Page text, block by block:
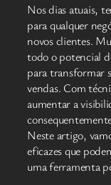
Nos dias atuais,
para qualquer
novos clientes.
todo o potencial
para transformar
vendas. Com
aumentar a
Neste artigo,
eficazes que
uma ferramenta